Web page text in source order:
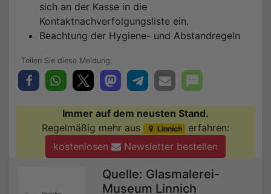
sich an der Kasse in die
Kontaktnachverfolgungsliste ein.
Beachtung der Hygiene- und Abstandregeln
Immer auf dem neusten Stand.
Regelmäßig mehr aus
Linnich
erfahren:
kostenlosen
Newsletter bestellen
Quelle: Glasmalerei-
Museum Linnich